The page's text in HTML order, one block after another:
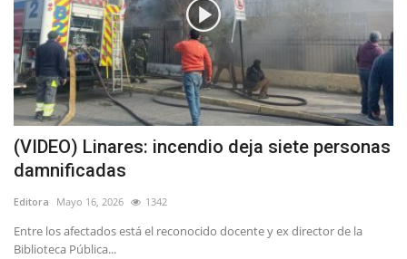
(VIDEO) Linares: incendio deja siete personas
damnificadas
Editora Mayo 16, 2026 1342
Entre los afectados está el reconocido docente y ex director de la
Biblioteca Pública...